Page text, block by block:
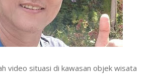
video situasi di kawasan objek wisata